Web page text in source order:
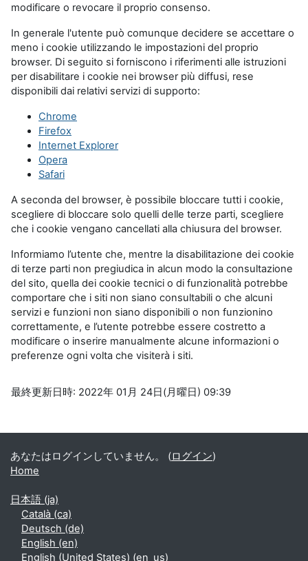
modificare o revocare il proprio consenso.
In generale l'utente può comunque decidere se accettare o
meno i cookie utilizzando le impostazioni del proprio
browser. Di seguito si forniscono i riferimenti alle istruzioni
per disabilitare i cookie nei browser più diffusi, rese
disponibili dai relativi servizi di supporto:
Chrome
Firefox
Internet Explorer
Opera
Safari
A seconda del browser, è possibile bloccare tutti i cookie,
scegliere di bloccare solo quelli delle terze parti, scegliere
che i cookie vengano cancellati alla chiusura del browser.
Informiamo l’utente che, mentre la disabilitazione dei cookie
di terze parti non pregiudica in alcun modo la consultazione
del sito, quella dei cookie tecnici o di funzionalità potrebbe
comportare che i siti non siano consultabili o che alcuni
servizi e funzioni non siano disponibili o non funzionino
correttamente, e l’utente potrebbe essere costretto a
modificare o inserire manualmente alcune informazioni o
preferenze ogni volta che visiterà i siti.
最終更新日時: 2022年 01月 24日(月曜日) 09:39
補助ブロック
あなたはログインしていません。 (ログイン)
Home
日本語 ‎(ja)‎
Català ‎(ca)‎
Deutsch ‎(de)‎
English ‎(en)‎
English (United States) ‎(en_us)‎